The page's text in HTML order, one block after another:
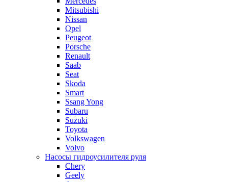
Mitsubishi
Nissan
Opel
Peugeot
Porsche
Renault
Saab
Seat
Skoda
Smart
Ssang Yong
Subaru
Suzuki
Toyota
Volkswagen
Volvo
Насосы гидроусилителя руля
Chery
Geely